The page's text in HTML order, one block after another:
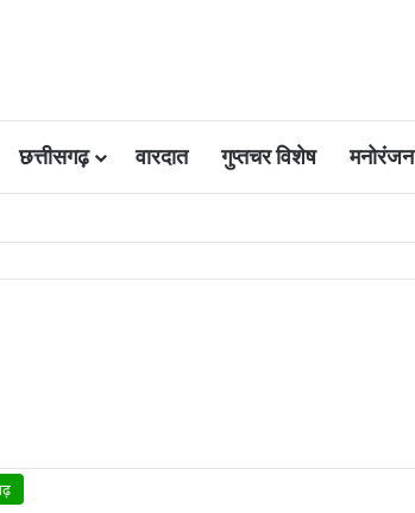
छत्तीसगढ़ वारदात गुप्तचर विशेष मनोरंजन
रुपये होंगे खर्च